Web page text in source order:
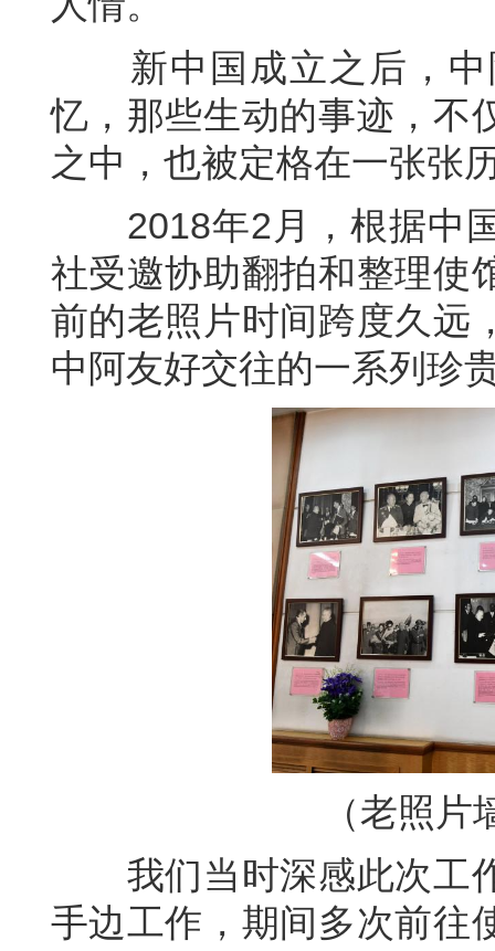
新中国成立之后，中
忆，那些生动的事迹，不
之中，也被定格在一张张
2018年2月，根据中国
社受邀协助翻拍和整理使
前的老照片时间跨度久远
中阿友好交往的一系列珍
（老照
我们当时深感此次工作
手边工作，期间多次前往